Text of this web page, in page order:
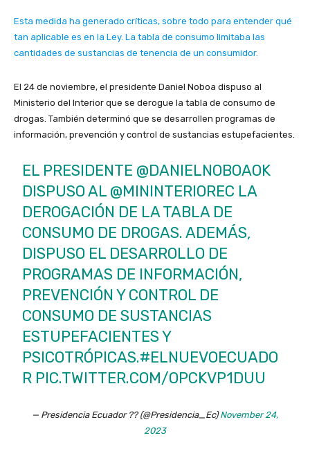
Esta medida ha generado críticas, sobre todo para entender qué
tan aplicable es en la Ley. La tabla de consumo limitaba las
cantidades de sustancias de tenencia de un consumidor.
El 24 de noviembre, el presidente Daniel Noboa dispuso al
Ministerio del Interior que se derogue la tabla de consumo de
drogas. También determinó que se desarrollen programas de
información, prevención y control de sustancias estupefacientes.
EL PRESIDENTE @DANIELNOBOAOK
DISPUSO AL @MININTERIOREC LA
DEROGACIÓN DE LA TABLA DE
CONSUMO DE DROGAS. ADEMÁS,
DISPUSO EL DESARROLLO DE
PROGRAMAS DE INFORMACIÓN,
PREVENCIÓN Y CONTROL DE
CONSUMO DE SUSTANCIAS
ESTUPEFACIENTES Y
PSICOTRÓPICAS.#ELNUEVOECUADO
R PIC.TWITTER.COM/OPCKVP1DUU
— Presidencia Ecuador ?? (@Presidencia_Ec)November 24,
2023